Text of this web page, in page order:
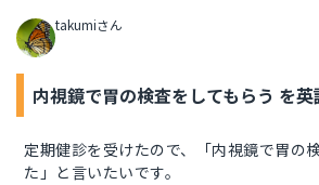
takumiさん
内視鏡で胃の検査をしてもらう を
定期健診を受けたので、「内視鏡で胃の
た」と言いたいです。